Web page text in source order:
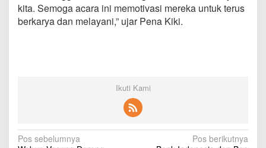
kita. Semoga acara ini memotivasi mereka untuk terus
berkarya dan melayani,” ujar Pena Kiki.
Ikuti Kami
N
Pos sebelumnya
Pos berikutnya